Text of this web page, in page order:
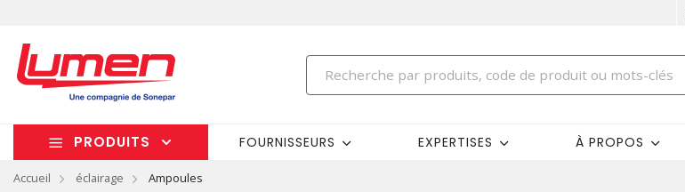
PRODUITS FOURNISSEURS EXPERTISES À PROPOS
Accueil éclairage Ampoules